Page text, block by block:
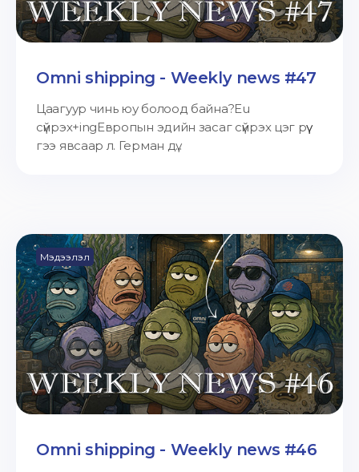
Omni shipping - Weekly news #47
Цаагуур чинь юу болоод байна?Eu
сүйрэх+ingЕвропын эдийн засаг сүйрэх цэг рүү
гээ явсаар л. Герман дү...
Мэдээлэл
Omni shipping - Weekly news #46